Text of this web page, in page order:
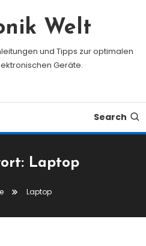
Welt
und Tipps zur optimalen
Geräte.
Search
Laptop
Laptop